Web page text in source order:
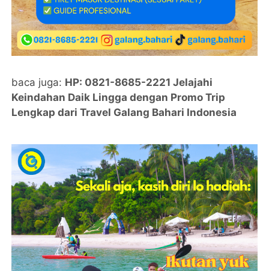
baca juga: HP: 0821-8685-2221 Jelajahi
Keindahan Daik Lingga dengan Promo Trip
Lengkap dari Travel Galang Bahari Indonesia